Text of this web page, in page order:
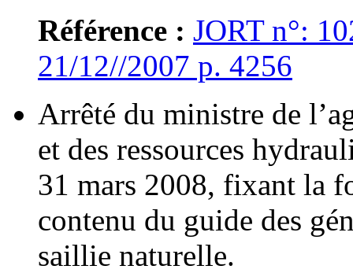
Référence : JORT n°:
21/12//2007 p. 4256
Arrêté du ministre de
et des ressources
31 mars 2008, fixant la
contenu du guide des
saillie naturelle.